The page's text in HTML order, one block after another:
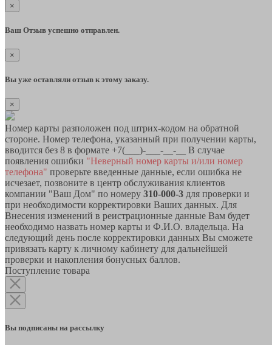
×
Ваш Отзыв успешно отправлен.
×
Вы уже оставляли отзыв к этому заказу.
×
Номер карты разположен под штрих-кодом на обратной
стороне. Номер телефона, указанный при получении карты,
вводится без 8 в формате +7(___)-___-__-__ В случае
появления ошибки "Неверный номер карты и/или номер
телефона" проверьте введенные данные, если ошибка не
исчезает, позвоните в центр обслуживания клиентов
компании "Ваш Дом" по номеру 310-000-3 для проверки и
при необходимости корректировки Ваших данных. Для
Внесения изменений в реистрационные данные Вам будет
необходимо назвать номер карты и Ф.И.О. владельца. На
следующий день после корректировки данных Вы сможете
привязать карту к личному кабинету для дальнейшей
проверки и накопления бонусных баллов.
Поступление товара
Вы подписаны на рассылку